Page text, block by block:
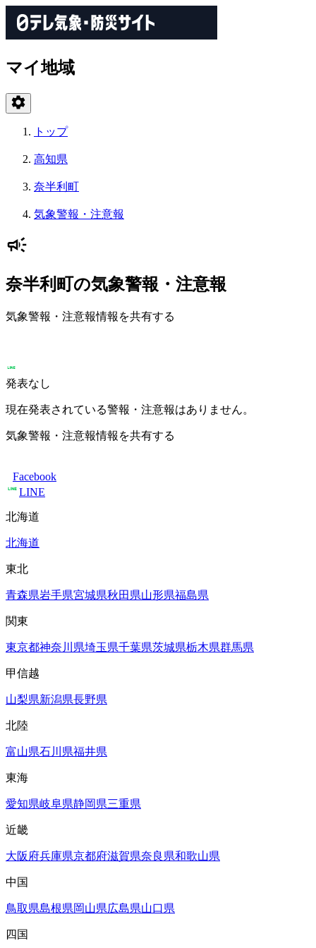
マイ地域
トップ
高知県
奈半利町
気象警報・注意報
奈半利町の気象警報・注意報
気象警報・注意報情報を共有する
発表なし
現在発表されている警報・注意報はありません。
気象警報・注意報情報を共有する
Facebook
LINE
北海道
北海道
東北
青森県岩手県宮城県秋田県山形県福島県
関東
東京都神奈川県埼玉県千葉県茨城県栃木県群馬県
甲信越
山梨県新潟県長野県
北陸
富山県石川県福井県
東海
愛知県岐阜県静岡県三重県
近畿
大阪府兵庫県京都府滋賀県奈良県和歌山県
中国
鳥取県島根県岡山県広島県山口県
四国